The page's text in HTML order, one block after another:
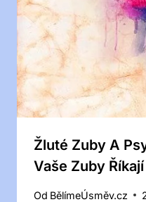
Žluté Zuby A
Vaše Zuby
Od BělímeÚsměv.cz